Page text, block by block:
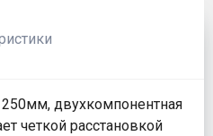
двухкомпонентная
четкой расстановкой